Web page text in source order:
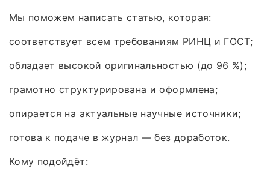
Мы поможем написать статью, которая:
соответствует всем требованиям РИНЦ и ГОСТ;
обладает высокой оригинальностью (до 96 %);
грамотно структурирована и оформлена;
опирается на актуальные научные источники;
готова к подаче в журнал — без доработок.
Кому подойдёт: